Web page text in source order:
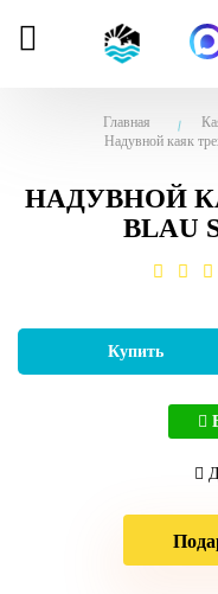
Главная
Надувной каяк
НАДУВНОЙ
BLAU
Купить